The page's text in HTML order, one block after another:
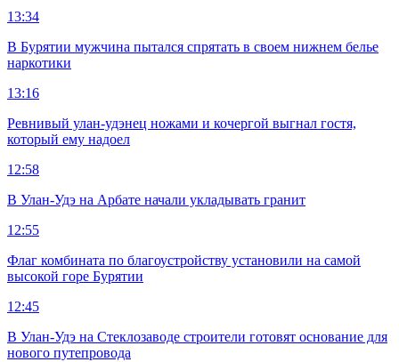
13:34
В Бурятии мужчина пытался спрятать в своем нижнем белье
наркотики
13:16
Ревнивый улан-удэнец ножами и кочергой выгнал гостя,
который ему надоел
12:58
В Улан-Удэ на Арбате начали укладывать гранит
12:55
Флаг комбината по благоустройству установили на самой
высокой горе Бурятии
12:45
В Улан-Удэ на Стеклозаводе строители готовят основание для
нового путепровода